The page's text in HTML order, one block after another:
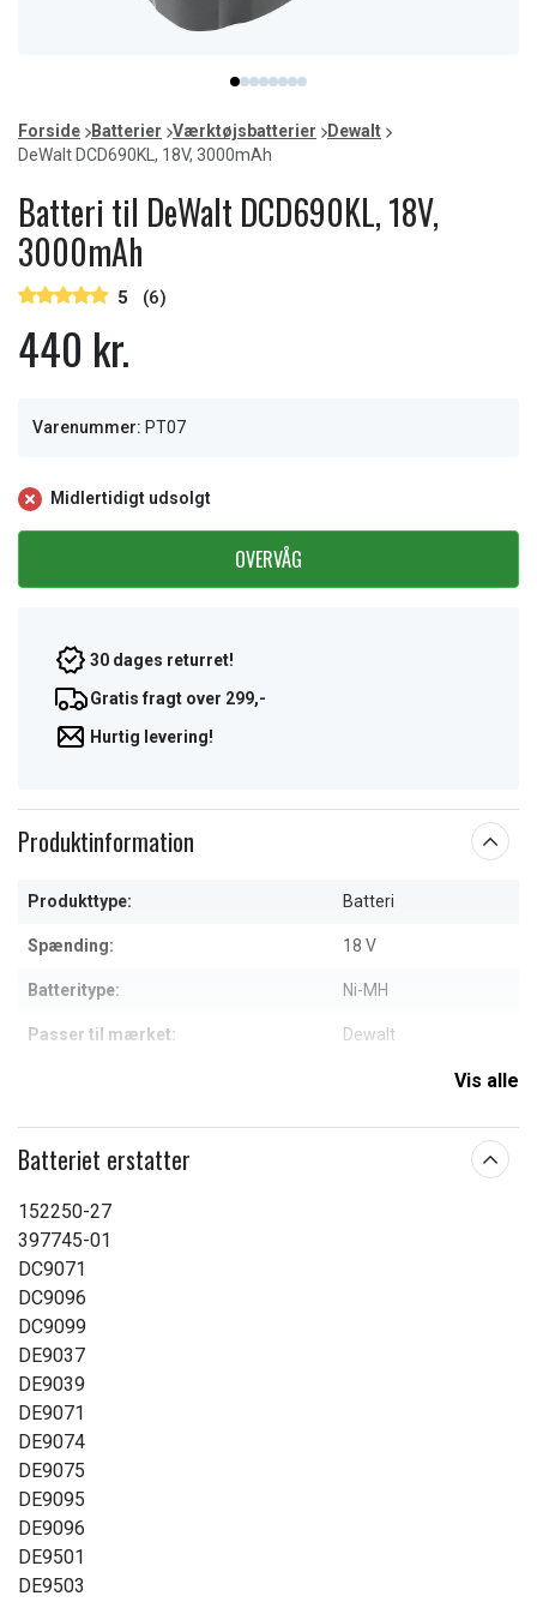
item
0
item
1
item
2
item
3
item
4
item
5
item
6
item
7
of
8
Forside Batterier Værktøjsbatterier
Dewalt
DeWalt DCD690KL, 18V, 3000mAh
Batteri til DeWalt DCD690KL, 18V,
3000mAh
5 (6)
440 kr.
Varenummer: PT07
Midlertidigt udsolgt
OVERVÅG
30 dages returret!
Gratis fragt over 299,-
Hurtig levering!
Produktinformation
Produkttype: Batteri
Spænding: 18 V
Batteritype: Ni-MH
Passer til mærket: Dewalt
Vis alle
Batteriet erstatter
152250-27
397745-01
DC9071
DC9096
DC9099
DE9037
DE9039
DE9071
DE9074
DE9075
DE9095
DE9096
DE9501
DE9503